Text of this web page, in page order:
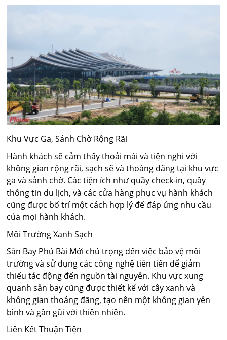
Khu Vực Ga, Sảnh Chờ Rộng Rãi
Hành khách sẽ cảm thấy thoải mái và tiện nghi với
không gian rộng rãi, sạch sẽ và thoáng đãng tại khu vực
ga và sảnh chờ. Các tiện ích như quầy check-in, quầy
thông tin du lịch, và các cửa hàng phục vụ hành khách
cũng được bố trí một cách hợp lý để đáp ứng nhu cầu
của mọi hành khách.
Môi Trường Xanh Sạch
Sân Bay Phú Bài Mới chú trọng đến việc bảo vệ môi
trường và sử dụng các công nghệ tiên tiến để giảm
thiểu tác động đến nguồn tài nguyên. Khu vực xung
quanh sân bay cũng được thiết kế với cây xanh và
không gian thoáng đãng, tạo nên một không gian yên
bình và gần gũi với thiên nhiên.
Liên Kết Thuận Tiện